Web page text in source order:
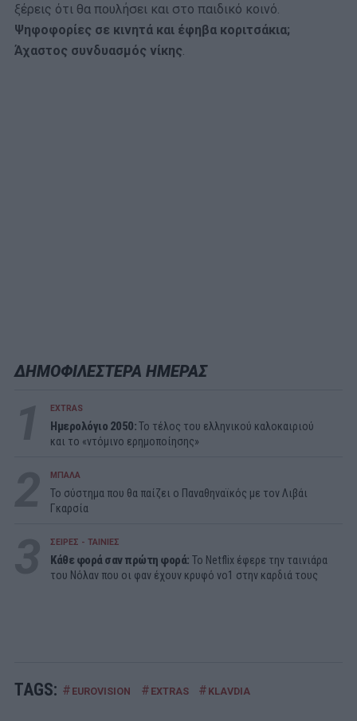
ξέρεις ότι θα πουλήσει και στο παιδικό κοινό.
Ψηφοφορίες σε κινητά και έφηβα κοριτσάκια;
Άχαστος συνδυασμός νίκης.
ΔΗΜΟΦΙΛΕΣΤΕΡΑ ΗΜΕΡΑΣ
EXTRAS
Ημερολόγιο 2050:To τέλος του ελληνικού καλοκαιριού
και το «ντόμινο ερημοποίησης»
ΜΠΑΛΑ
Το σύστημα που θα παίζει ο Παναθηναϊκός με τον Λιβάι
Γκαρσία
ΣΕΙΡΕΣ - ΤΑΙΝΙΕΣ
Κάθε φορά σαν πρώτη φορά: Το Netflix έφερε την ταινιάρα
του Νόλαν που οι φαν έχουν κρυφό νο1 στην καρδιά τους
TAGS: # EUROVISION # EXTRAS # KLAVDIA